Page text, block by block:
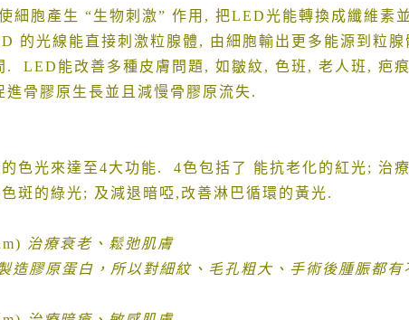
細胞產生 “生物刺激” 作用 , 把LED光能轉換成纖維素
的光線能直接刺激粒腺體, 由細胞輸出更多能源到粒腺
. LED 能改善多種皮膚問題 , 如皺紋, 色班 , 老人班 , 疤痕
進骨膠原生長並且減慢骨膠原流失.
色光來達至4大功能. 4色包括了 能抗老化的紅光; 治
斑的綠光; 及減退暗啞 , 改善淋巴循環的黃光.
治療衰老、鬆弛肌膚
造膠原蛋白，所以對細紋、毛孔粗大、手術後腫脤都有